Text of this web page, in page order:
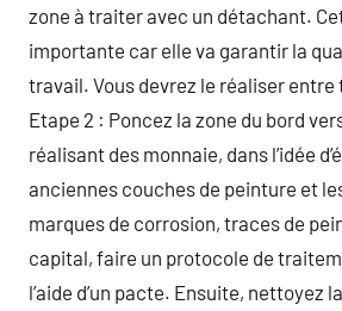
zone à traiter avec un détachant.
importante car elle va garantir la
travail. Vous devrez le réaliser entre
Etape 2 : Poncez la zone du bord
réalisant des monnaie, dans l’idée
anciennes couches de peinture et
marques de corrosion, traces de
capital, faire un protocole de
l’aide d’un pacte. Ensuite, nettoyez